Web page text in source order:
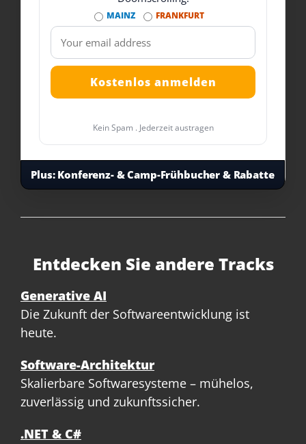
MAINZ FRANKFURT
Kein Spam . Jederzeit austragen
Plus:Konferenz- & Camp-Frühbucher & Rabatte
Entdecken Sie andere Tracks
Generative AI
Die Zukunft der Softwareentwicklung ist
heute.
Software-Architektur
Skalierbare Softwaresysteme – mühelos,
zuverlässig und zukunftssicher.
.NET & C#